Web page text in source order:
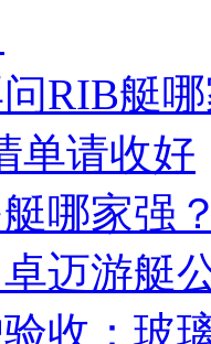
RIB艇
单请收好
哪家强
迈游艇
收：玻